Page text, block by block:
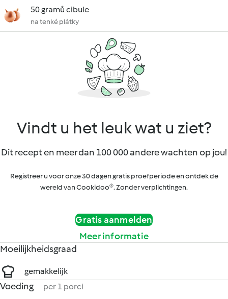
50 gramů cibule
na tenké plátky
Vindt u het leuk wat u ziet?
Dit recept en meer dan 100 000 andere wachten op jou!
Registreer u voor onze 30 dagen gratis proefperiode en ontdek de
wereld van Cookidoo®. Zonder verplichtingen.
Gratis aanmelden
Meer informatie
Moeilijkheidsgraad
gemakkelijk
Voeding per 1 porci